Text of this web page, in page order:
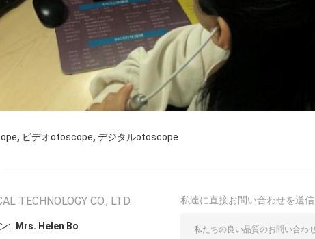
, ビデオotoscope, デジタルotoscope
TECHNOLOGY CO., LTD.
: Mrs. Helen Bo
私達に直接お問い合わせを送信